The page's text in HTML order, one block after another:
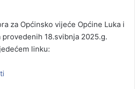
za Općinsko vijeće Općine Luka i
provedenih 18.svibnja 2025.g.
linku: